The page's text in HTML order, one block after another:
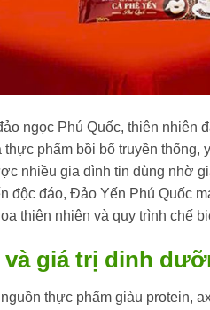
ngọc Phú Quốc, thiên nhiên
phẩm bồi bổ truyền thống,
nhiều gia đình tin dùng nhờ
độc đáo, Đảo Yến Phú Quốc
thiên nhiên và quy trình chế
và giá trị dinh
thực phẩm giàu protein,